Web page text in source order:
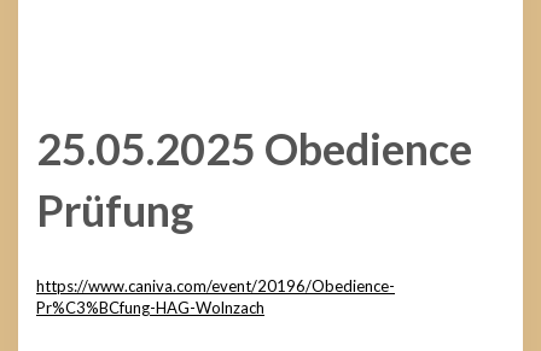
25.05.2025 Obedience
Prüfung
https://www.caniva.com/event/20196/Obedience-
Pr%C3%BCfung-HAG-Wolnzach